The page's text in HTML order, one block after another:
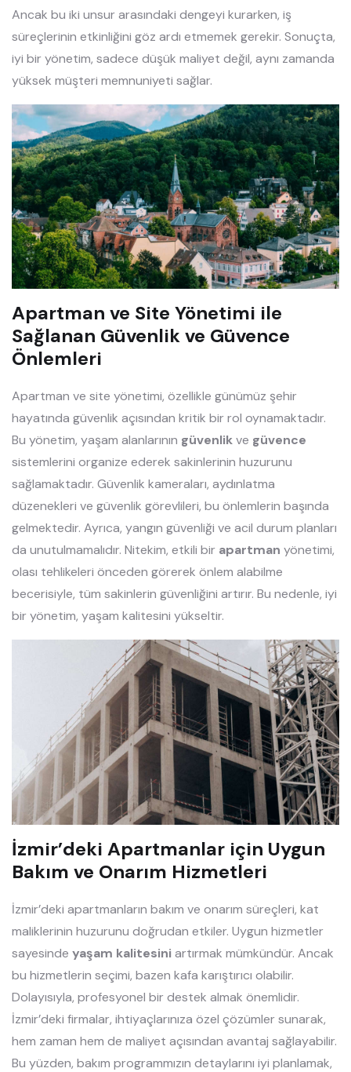
Ancak bu iki unsur arasındaki dengeyi kurarken, iş
süreçlerinin etkinliğini göz ardı etmemek gerekir. Sonuçta,
iyi bir yönetim, sadece düşük maliyet değil, aynı zamanda
yüksek müşteri memnuniyeti sağlar.
Apartman ve Site Yönetimi ile
Sağlanan Güvenlik ve Güvence
Önlemleri
Apartman ve site yönetimi, özellikle günümüz şehir
hayatında güvenlik açısından kritik bir rol oynamaktadır.
Bu yönetim, yaşam alanlarının güvenlikve güvence
sistemlerini organize ederek sakinlerinin huzurunu
sağlamaktadır. Güvenlik kameraları, aydınlatma
düzenekleri ve güvenlik görevlileri, bu önlemlerin başında
gelmektedir. Ayrıca, yangın güvenliği ve acil durum planları
da unutulmamalıdır. Nitekim, etkili bir apartman yönetimi,
olası tehlikeleri önceden görerek önlem alabilme
becerisiyle, tüm sakinlerin güvenliğini artırır. Bu nedenle, iyi
bir yönetim, yaşam kalitesini yükseltir.
İzmir’deki Apartmanlar için Uygun
Bakım ve Onarım Hizmetleri
İzmir’deki apartmanların bakım ve onarım süreçleri, kat
maliklerinin huzurunu doğrudan etkiler. Uygun hizmetler
sayesinde yaşam kalitesiniartırmak mümkündür. Ancak
bu hizmetlerin seçimi, bazen kafa karıştırıcı olabilir.
Dolayısıyla, profesyonel bir destek almak önemlidir.
İzmir’deki firmalar, ihtiyaçlarınıza özel çözümler sunarak,
hem zaman hem de maliyet açısından avantaj sağlayabilir.
Bu yüzden, bakım programmızın detaylarını iyi planlamak,